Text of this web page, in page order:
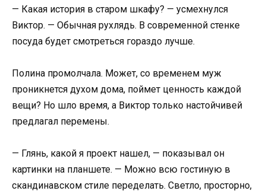
— Какая история в старом шкафу? — усмехнулся
Виктор. — Обычная рухлядь. В современной стенке
посуда будет смотреться гораздо лучше.
Полина промолчала. Может, со временем муж
проникнется духом дома, поймет ценность каждой
вещи? Но шло время, а Виктор только настойчивей
предлагал перемены.
— Глянь, какой я проект нашел, — показывал он
картинки на планшете. — Можно всю гостиную в
скандинавском стиле переделать. Светло, просторно,